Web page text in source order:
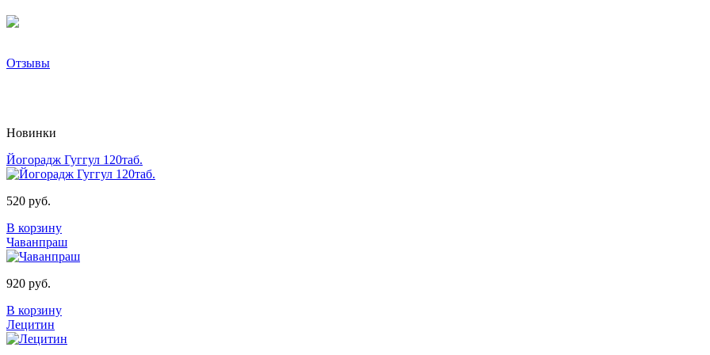
Отзывы
Новинки
Йогорадж Гуггул 120таб.
520 руб.
В корзину
Чаванпраш
920 руб.
В корзину
Лецитин